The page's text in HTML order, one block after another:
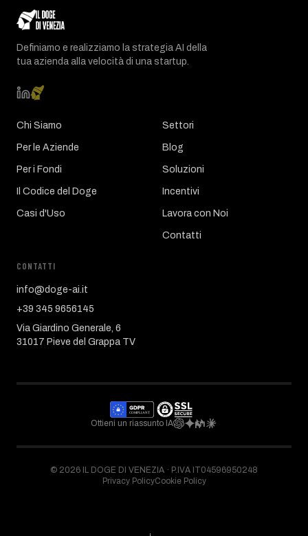
Definiamo e realizziamo la strategia AI della
tua azienda alla velocità di una startup.
Chi Siamo
Per le Aziende
Per i Fondi
Il Codice del Doge
Casi d'Uso
Settori
Blog
Soluzioni
Incentivi
Lavora con Noi
Contatti
CONTATTI
info@doge-ai.it
+39 345 9656145
Via Giardino Generale, 6
31017 Pieve del Grappa TV
Ottieni un riassunto IA
© 2026 IL DOGE DI VENEZIA · P.IVA IT04596950248
Privacy PolicyCookie Policy